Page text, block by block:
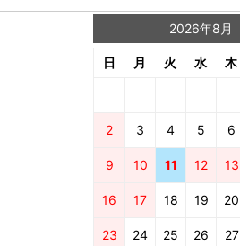
2026年8月
日 月 火 水 木
2 3 4 5 6
9 10 11 12 13
16 17 18 19 20
23 24 25 26 27